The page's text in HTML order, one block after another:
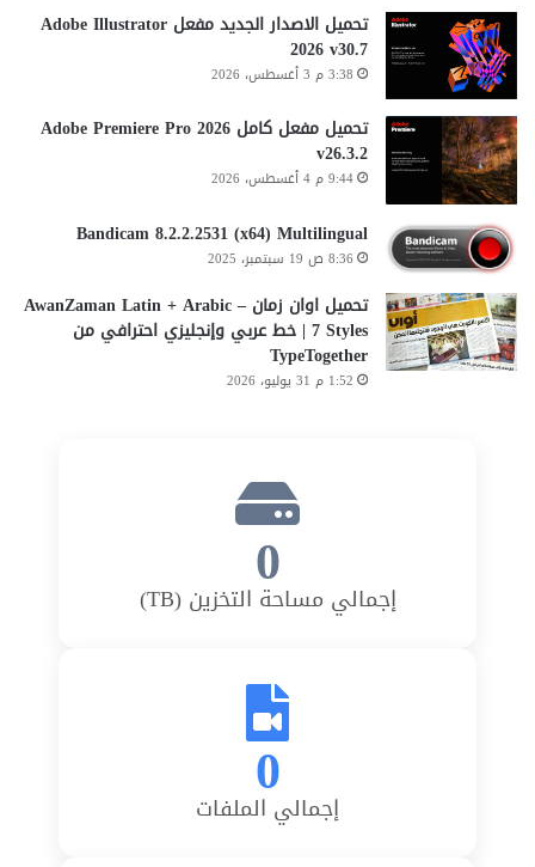
تحميل الاصدار الجديد مفعل Adobe Illustrator
2026 v30.7
3:38 م 3 أغسطس، 2026
تحميل مفعل كامل Adobe Premiere Pro 2026
v26.3.2
9:44 م 4 أغسطس، 2026
Bandicam 8.2.2.2531 (x64) Multilingual
8:36 ص 19 سبتمبر، 2025
تحميل اوان زمان AwanZaman Latin + Arabic –
7 Styles | خط عربي وإنجليزي احترافي من
TypeTogether
1:52 م 31 يوليو، 2026
0
إجمالي مساحة التخزين (TB)
0
إجمالي الملفات